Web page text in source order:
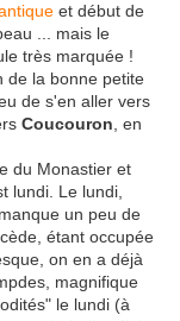
et début de
... mais le
très marquée !
de la bonne petite
de s'en aller vers
Coucouron , en
du Monastier et
lundi. Le lundi,
un peu de
étant occupée
on en a déjà
magnifique
le lundi (à